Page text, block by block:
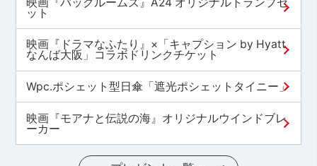
ット
映画『ドラマなふたり』×「キャプション by Hyatt
なんば大阪」コラボドリンクチケット
Wpc.ポシェット型日傘「遮光ポシェットタイニー」
映画『モアナと伝説の海』オリジナルウインドブレ
ーカー